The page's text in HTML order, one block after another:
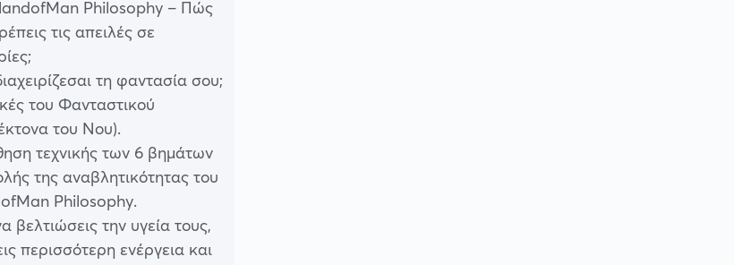
Philosophy – Πώς
τις απειλές σε
τη φαντασία σου;
του Φανταστικού
του Νου).
τεχνικής των 6 βημάτων
της αναβλητικότητας του
Philosophy.
βελτιώσεις την υγεία τους,
περισσότερη ενέργεια και